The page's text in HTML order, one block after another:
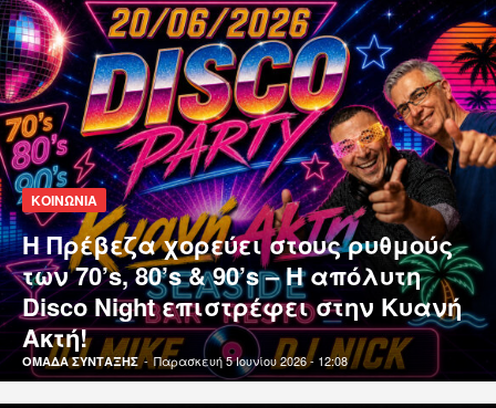
ΚΟΙΝΩΝΙΑ
Η Πρέβεζα χορεύει στους ρυθμούς
των 70’s, 80’s & 90’s – Η απόλυτη
Disco Night επιστρέφει στην Κυανή
Ακτή!
ΟΜΑΔΑ ΣΥΝΤΑΞΗΣ - Παρασκευή 5 Ιουνίου 2026 - 12:08